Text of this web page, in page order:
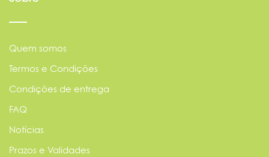
Quem somos
Termos e Condições
Condições de entrega
FAQ
Notícias
Prazos e Validades